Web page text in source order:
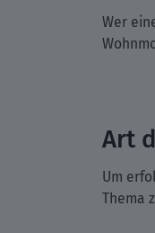
Wer
Art
Um
Thema